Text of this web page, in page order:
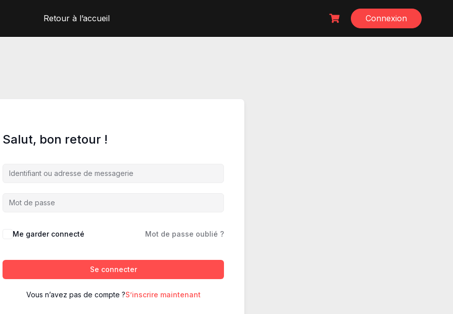
Retour à l’accueil Connexion
Salut, bon retour !
Me garder connecté Mot de passe oublié ?
Se connecter
Vous n’avez pas de compte ?S’inscrire maintenant